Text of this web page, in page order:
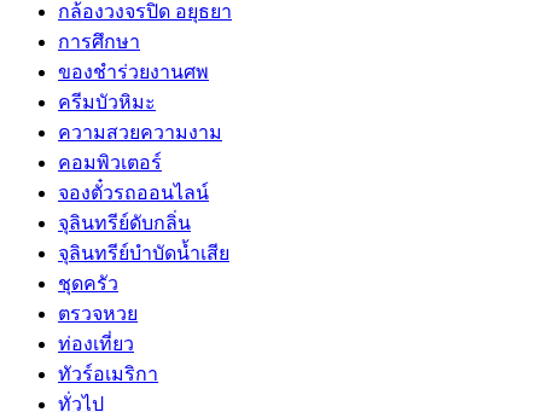
กล้องวงจรปิด อยุธยา
การศึกษา
ของชำร่วยงานศพ
ครีมบัวหิมะ
ความสวยความงาม
คอมพิวเตอร์
จองตั๋วรถออนไลน์
จุลินทรีย์ดับกลิ่น
จุลินทรีย์บำบัดน้ำเสีย
ชุดครัว
ตรวจหวย
ท่องเที่ยว
ทัวร์อเมริกา
ทั่วไป